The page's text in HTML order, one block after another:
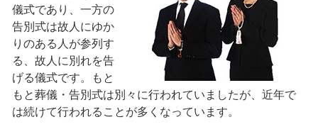
儀式であり、一方の
告別式は故人にゆか
りのある人が参列す
る、故人に別れを告
げる儀式です。もと
もと葬儀・告別式は別々に行われていましたが、近年で
は続けて行われることが多くなっています。